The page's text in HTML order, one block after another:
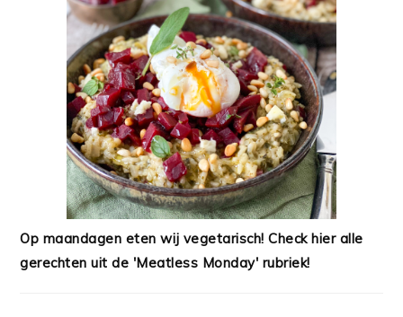
Op maandagen eten wij vegetarisch! Check hier alle
gerechten uit de 'Meatless Monday' rubriek!